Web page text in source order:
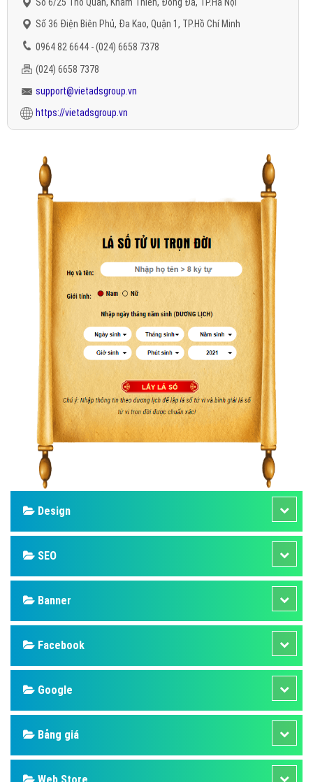
Số 36 Điện Biên Phủ, Đa Kao, Quận 1, TP.Hồ Chí Minh
0964 82 6644 - (024) 6658 7378
(024) 6658 7378
support@vietadsgroup.vn
https://vietadsgroup.vn
Design
SEO
Banner
Facebook
Google
Bảng giá